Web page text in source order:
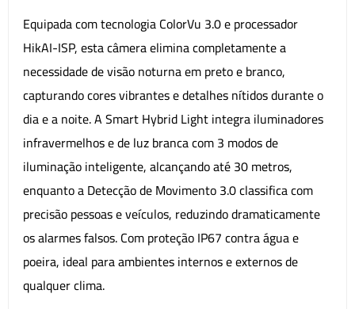
Equipada com tecnologia ColorVu 3.0 e processador
HikAI-ISP, esta câmera elimina completamente a
necessidade de visão noturna em preto e branco,
capturando cores vibrantes e detalhes nítidos durante o
dia e a noite. A Smart Hybrid Light integra iluminadores
infravermelhos e de luz branca com 3 modos de
iluminação inteligente, alcançando até 30 metros,
enquanto a Detecção de Movimento 3.0 classifica com
precisão pessoas e veículos, reduzindo dramaticamente
os alarmes falsos. Com proteção IP67 contra água e
poeira, ideal para ambientes internos e externos de
qualquer clima.